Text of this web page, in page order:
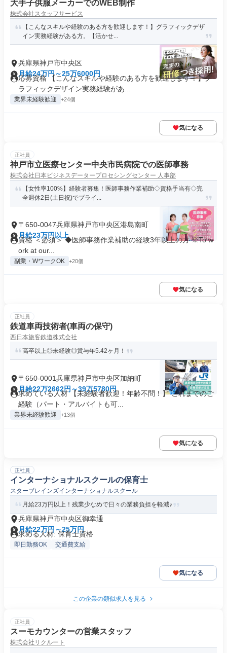
大手子供服メーカーでのWEB制作
株式会社スタッフサービス
【こんなスキルや経験のある方を歓迎します！】グラフィックデザ
イン実務経験がある方。【活かせ...
兵庫県神戸市中央区
月給24万円～25万6000円
応募資格 【こんなスキルや経験のある方を歓迎します！】グ
ラフィックデザイン実務経験があ...
業界未経験歓迎 +24個
気になる
正社員
神戸市立医療センター中央市民病院での医師事務
株式会社日本ビジネスデータープロセシングセンター 人事部
【女性率100%】経験者募集！医師事務作業補助◇資格手当有◇完
全週休2日(土日祝)でプライ...
〒650-0047兵庫県神戸市中央区港島南町
月給23万円以上
資格 ＜必須＞ ◆医師事務作業補助の経験3年以上の方 ※To w
ork at our...
副業・WワークOK +20個
気になる
正社員
鉄道車両技術者(車両の保守)
西日本旅客鉄道株式会社
高卒以上◎未経験◎賞与年5.42ヶ月！
〒650-0001兵庫県神戸市中央区加納町
月給22万2662円～39万5780円
求めている人材 【未経験者歓迎！年齢不問！】 これまでのご
経験（パート・アルバイトも可...
業界未経験歓迎 +13個
気になる
正社員
インターナショナルスクールの保育士
スターブレインズインターナショナルスクール
月給23万円以上！残業少なめで日々の業務負担を軽減♪
兵庫県神戸市中央区御幸通
月給22万円～25万円
求める人材: 保育士資格
即日勤務OK 交通費支給
気になる
この企業の類似求人を見る
正社員
スーモカウンターの営業スタッフ
株式会社リクルート